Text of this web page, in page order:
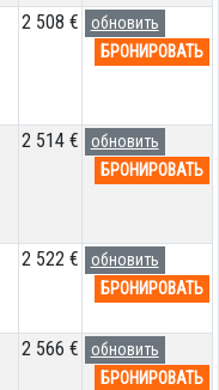
2 508 €
обновить
БРОНИРОВАТЬ
2 514 €
обновить
БРОНИРОВАТЬ
2 522 €
обновить
БРОНИРОВАТЬ
2 566 €
обновить
БРОНИРОВАТЬ